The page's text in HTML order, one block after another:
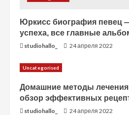
Юркисс биография певец
успеха, все главные
studiohallo_ 24 апреля 2022
Uncategorised
Домашние методы
обзор эффективных
studiohallo_ 24 апреля 2022